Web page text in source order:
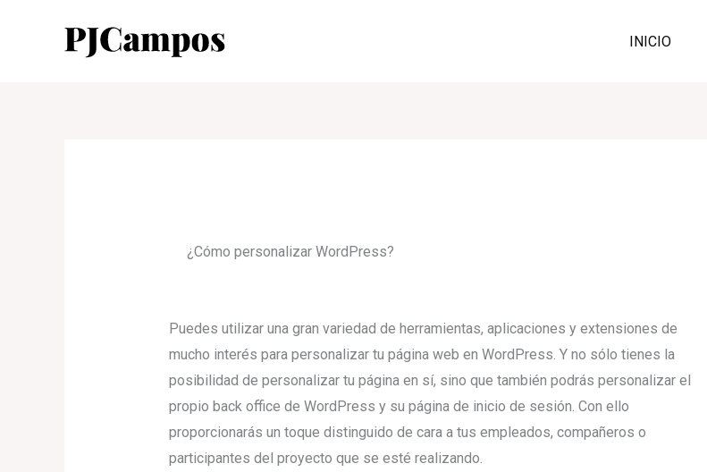
INICIO
¿Cómo personalizar WordPress?
Puedes utilizar una gran variedad de herramientas, aplicaciones y extensiones de
mucho interés para personalizar tu página web en WordPress. Y no sólo tienes la
posibilidad de personalizar tu página en sí, sino que también podrás personalizar el
propio back office de WordPress y su página de inicio de sesión. Con ello
proporcionarás un toque distinguido de cara a tus empleados, compañeros o
participantes del proyecto que se esté realizando.